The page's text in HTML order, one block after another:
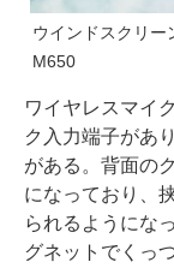
ウインドスクリー
M650
ワイヤレスマイ
ク入力端子があ
がある。背面の
になっており、
られるようにな
グネットでくっ